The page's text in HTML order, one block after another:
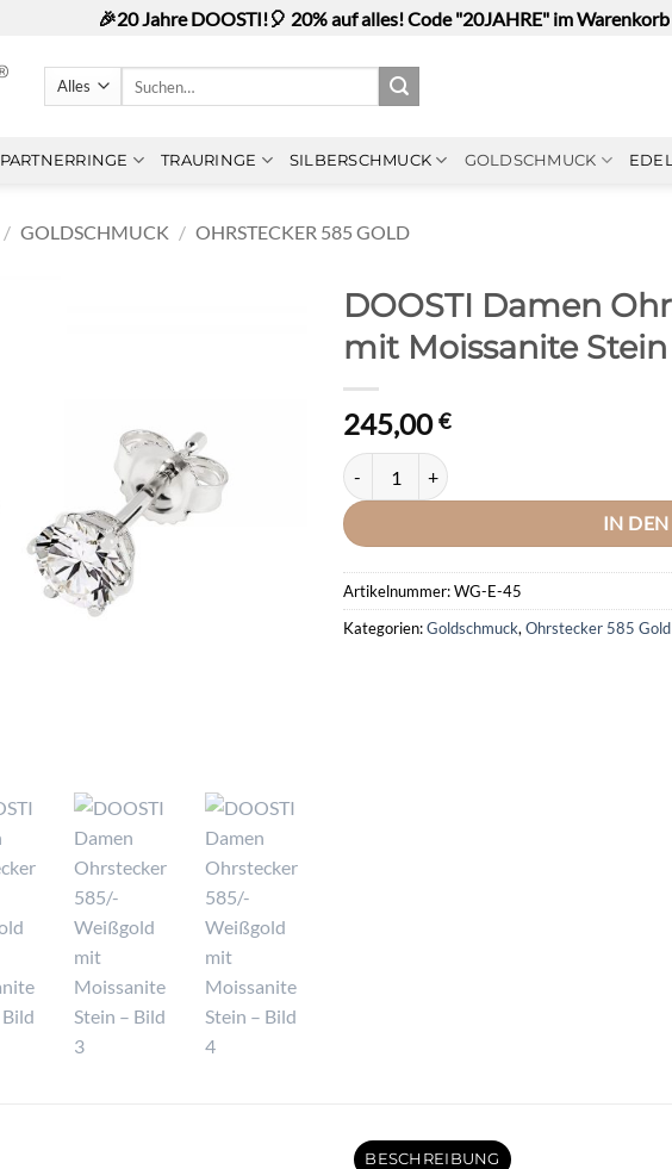
🎉20 Jahre DOOSTI!🎈 20% auf alles! Code "20JAHRE" im
PARTNERRINGE TRAURINGE SILBERSCHMUCK GOLDSCHMUCK
/ GOLDSCHMUCK / OHRSTECKER 585 GOLD
DOOSTI Damen
mit Moissanite Stein
245,00€
DOOSTI Damen Ohrstecker 585/- Weißgold
IN
Artikelnummer:WG-E-45
Kategorien:Goldschmuck, Ohrstecker 585 Gold
BESCHREIBUNG